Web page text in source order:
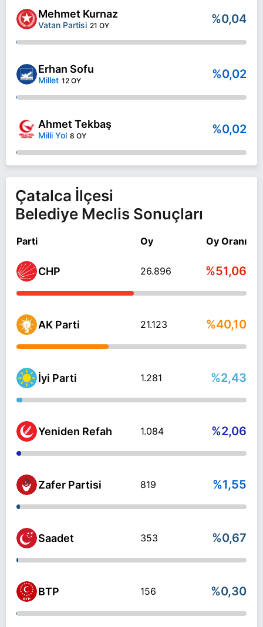
Mehmet Kurnaz
Vatan Partisi 21 OY %0,04
Erhan Sofu
Millet 12 OY %0,02
Ahmet Tekbaş
Milli Yol 8 OY %0,02
Çatalca İlçesi
Belediye Meclis Sonuçları
Parti Oy Oy Oranı
CHP 26.896 %51,06
AK Parti 21.123 %40,10
İyi Parti 1.281 %2,43
Yeniden Refah 1.084 %2,06
Zafer Partisi 819 %1,55
Saadet 353 %0,67
BTP 156 %0,30